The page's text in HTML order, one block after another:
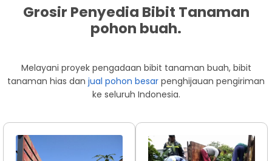
Grosir Penyedia Bibit Tanaman
pohon buah.
Melayani proyek pengadaan bibit tanaman buah, bibit
tanaman hias dan jual pohon besar penghijauan pengiriman
ke seluruh Indonesia.